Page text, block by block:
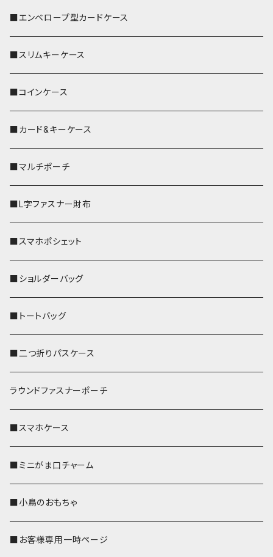
■エンベロープ型カードケース
■スリムキーケース
■コインケース
■カード&キーケース
■マルチポーチ
■L字ファスナー財布
■スマホポシェット
■ショルダーバッグ
■トートバッグ
■二つ折りパスケース
ラウンドファスナーポーチ
■スマホケース
■ミニがま口チャーム
■小鳥のおもちゃ
■お客様専用一時ページ